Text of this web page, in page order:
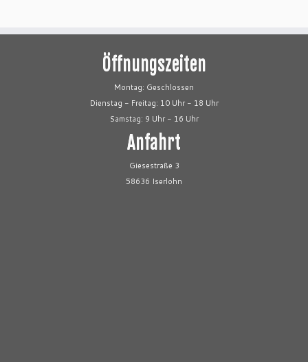
Öffnungszeiten
Montag: Geschlossen
Dienstag - Freitag: 10 Uhr - 18 Uhr
Samstag: 9 Uhr - 16 Uhr
Anfahrt
Giesestraße 3
58636 Iserlohn